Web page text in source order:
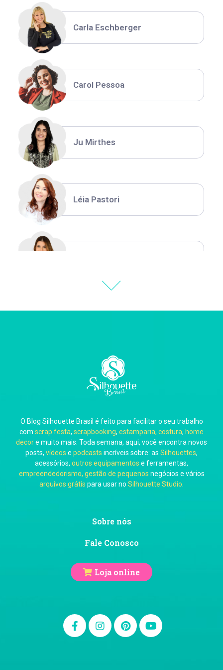
Carla Eschberger
Carol Pessoa
Ju Mirthes
Léia Pastori
Carla Eschberger
Carol Pessoa
Ju Mirthes
O Blog Silhouette Brasil é feito para facilitar o seu trabalho
com scrap festa, scrapbooking, estamparia, costura, home
decore muito mais. Toda semana, aqui, você encontra novos
posts, vídeos e podcasts incríveis sobre: as Silhouettes,
acessórios, outros equipamentos e ferramentas,
empreendedorismo, gestão de pequenos negócios e vários
arquivos grátis para usar no Silhouette Studio
Sobre nós
Fale Conosco
Loja online